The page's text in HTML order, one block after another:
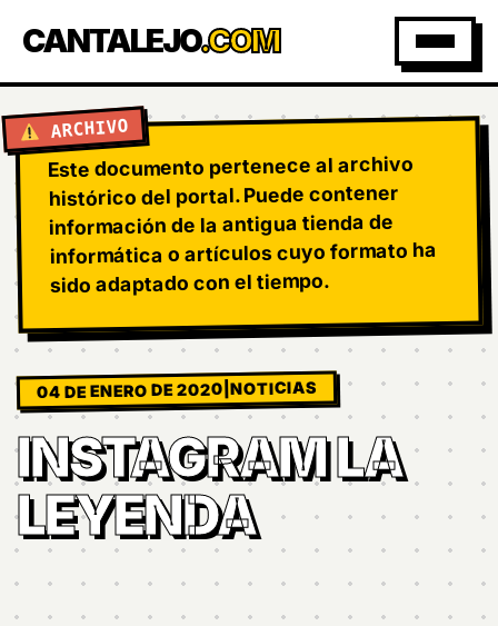
CANTALEJO.COM
ARCHIVO
Este documento pertenece al archivo
histórico del portal. Puede contener
información de la antigua tienda de
informática o artículos cuyo formato ha
sido adaptado con el tiempo.
04 DE ENERO DE 2020|NOTICIAS
INSTAGRAM LA
LEYENDA